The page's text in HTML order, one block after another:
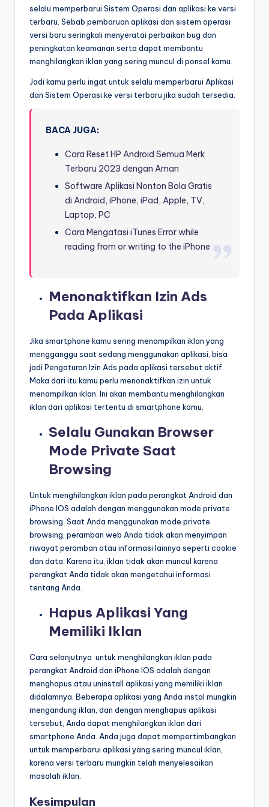
selalu memperbarui Sistem Operasi dan aplikasi ke versi
terbaru. Sebab pembaruan aplikasi dan sistem operasi
versi baru seringkali menyeratai perbaikan bug dan
peningkatan keamanan serta dapat membantu
menghilangkan iklan yang sering muncul di ponsel kamu.
Jadi kamu perlu ingat untuk selalu memperbarui Aplikasi
dan Sistem Operasi ke versi terbaru jika sudah tersedia.
BACA JUGA:
Cara Reset HP Android Semua Merk
Terbaru 2023 dengan Aman
Software Aplikasi Nonton Bola Gratis
di Android, iPhone, iPad, Apple, TV,
Laptop, PC
Cara Mengatasi iTunes Error while
reading from or writing to the iPhone
Menonaktifkan Izin Ads
Pada Aplikasi
Jika smartphone kamu sering menampilkan iklan yang
mengganggu saat sedang menggunakan aplikasi, bisa
jadi Pengaturan Izin Ads pada aplikasi tersebut aktif.
Maka dari itu kamu perlu menonaktifkan izin untuk
menampilkan iklan. Ini akan membantu menghilangkan
iklan dari aplikasi tertentu di smartphone kamu.
Selalu Gunakan Browser
Mode Private Saat
Browsing
Untuk menghilangkan iklan pada perangkat Android dan
iPhone IOS adalah dengan menggunakan mode private
browsing. Saat Anda menggunakan mode private
browsing, peramban web Anda tidak akan menyimpan
riwayat peramban atau informasi lainnya seperti cookie
dan data. Karena itu, iklan tidak akan muncul karena
perangkat Anda tidak akan mengetahui informasi
tentang Anda.
Hapus Aplikasi Yang
Memiliki Iklan
Cara selanjutnya untuk menghilangkan iklan pada
perangkat Android dan iPhone IOS adalah dengan
menghapus atau uninstall aplikasi yang memiliki iklan
didalamnya. Beberapa aplikasi yang Anda instal mungkin
mengandung iklan, dan dengan menghapus aplikasi
tersebut, Anda dapat menghilangkan iklan dari
smartphone Anda. Anda juga dapat mempertimbangkan
untuk memperbarui aplikasi yang sering muncul iklan,
karena versi terbaru mungkin telah menyelesaikan
masalah iklan.
Kesimpulan